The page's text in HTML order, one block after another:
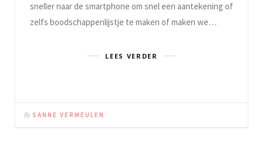
sneller naar de smartphone om snel een aantekening of
zelfs boodschappenlijstje te maken of maken we…
LEES VERDER
By SANNE VERMEULEN